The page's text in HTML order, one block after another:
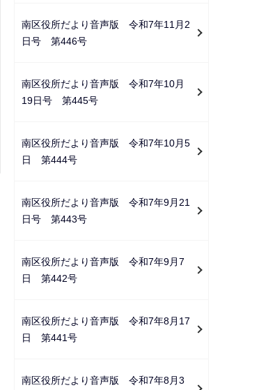
南区役所だより音声版 令和7年11月2
日号 第446号
南区役所だより音声版 令和7年10月
19日号 第445号
南区役所だより音声版 令和7年10月5
日 第444号
南区役所だより音声版 令和7年9月21
日号 第443号
南区役所だより音声版 令和7年9月7
日 第442号
南区役所だより音声版 令和7年8月17
日 第441号
南区役所だより音声版 令和7年8月3